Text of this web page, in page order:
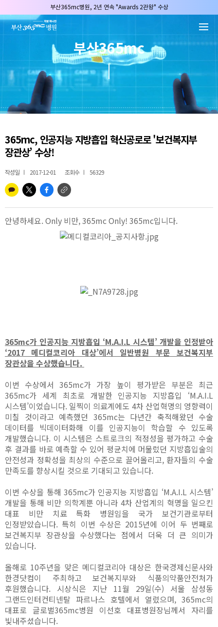
부산365mc병원, 2년 연속 "Awards 2관왕" 수상
2025 "부산365mc 보건복지부 장관상" 수상!
부산365mc병원, 2년 연속 "Awards 2관왕" 수상
2025 "부산365mc 보건복지부 장관상" 수상!
부산365mc
365mc, 인공지능 지방흡입 혁신공로로 '보건복지부
장관상’ 수상!
작성일 2017-12-01 조회수 56329
안녕하세요. Only 비만, 365mc Only! 365mc입니다.
365mc가 인공지능 지방흡입 ‘M.A.I.L 시스템’ 개발을 인정받아
‘2017 메디컬코리아 대상’에서 일반병원 부문 보건복지부
장관상을 수상했습니다.
이번 수상에서 365mc가 가장 높이 평가받은 부분은 최근
365mc가 세계 최초로 개발한 인공지능 지방흡입 ‘M.A.I.L
시스템’이었습니다. 일찍이 의료계에도 4차 산업혁명의 영향력이
미칠 것이라고 예측했던 365mc는 다년간 축적해왔던 수술
데이터를 빅데이터화해 이를 인공지능이 학습할 수 있도록
개발했습니다. 이 시스템은 스트로크의 적정성을 평가하고 수술
후 결과를 바로 예측할 수 있어 평균치에 머물렀던 지방흡입술의
안전성과 정확성을 최상의 수준으로 끌어올리고, 환자들의 수술
만족도를 향상시킬 것으로 기대되고 있습니다.
이번 수상을 통해 365mc가 인공지능 지방흡입 ‘M.A.I.L 시스템’
개발을 통해 비만 의학계뿐 아니라 4차 산업계의 혁명을 일으킨
대표 비만 치료 특화 병원임을 국가 보건기관로부터
인정받았습니다. 특히 이번 수상은 2015년에 이어 두 번째로
보건복지부 장관상을 수상했다는 점에서 더욱 더 큰 의미가
있습니다.
올해로 10주년을 맞은 메디컬코리아 대상은 한국경제신문사와
한경닷컴이 주최하고 보건복지부와 식품의약품안전처가
후원했습니다. 시상식은 지난 11월 29일(수) 서울 삼성동
그랜드인터컨티넨탈 파르나스 호텔에서 열렸으며, 365mc의
대표로 글로벌365mc병원 이선호 대표병원장님께서 자리를
빛내주셨습니다.